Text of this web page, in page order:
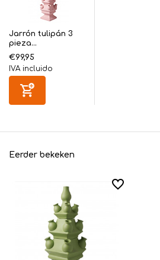
Jarrón tulipán 3
pieza...
€99,95
IVA incluido
Eerder bekeken